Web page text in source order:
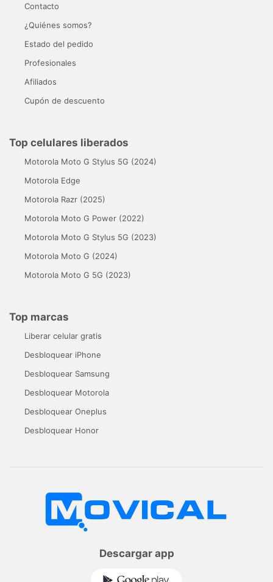
Contacto
¿Quiénes somos?
Estado del pedido
Profesionales
Afiliados
Cupón de descuento
Top celulares liberados
Motorola Moto G Stylus 5G (2024)
Motorola Edge
Motorola Razr (2025)
Motorola Moto G Power (2022)
Motorola Moto G Stylus 5G (2023)
Motorola Moto G (2024)
Motorola Moto G 5G (2023)
Top marcas
Liberar celular gratis
Desbloquear iPhone
Desbloquear Samsung
Desbloquear Motorola
Desbloquear Oneplus
Desbloquear Honor
Descargar app